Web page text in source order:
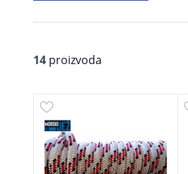
14 proizvoda